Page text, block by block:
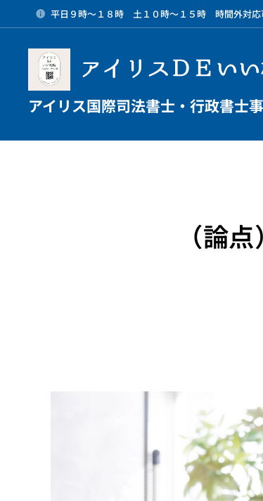
平日９時～１８時 土１０時～１５時 時間外対応
アイリスＤＥい
アイリス国際司法書士・行政書士
（論